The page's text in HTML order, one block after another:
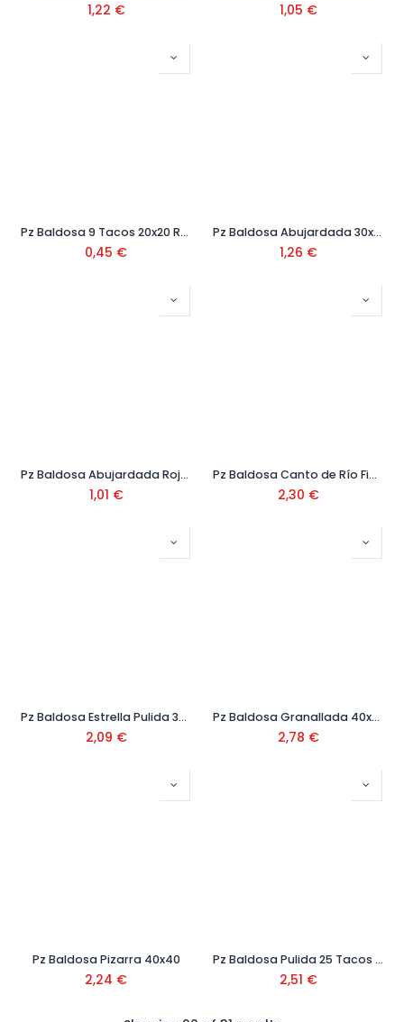
1,22 € 1,05 €
Pz Baldosa 9 Tacos 20x20 Ref.202
0,45 €
Pz Baldosa Abujardada 30x30
1,26 €
Pz Baldosa Abujardada Roja 40x20 Ref.5002
1,01 €
Pz Baldosa Canto de Río Fino 40x40
2,30 €
Pz Baldosa Estrella Pulida 30x30x4 cm
2,09 €
Pz Baldosa Granallada 40x40x4 Ref. L-40G
2,78 €
Pz Baldosa Pizarra 40x40
2,24 €
Pz Baldosa Pulida 25 Tacos Blanca 40x40 Ref.511
2,51 €